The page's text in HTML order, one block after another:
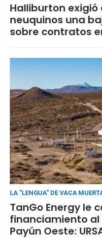
Halliburton exigió
neuquinos una
sobre contratos
LA "LENGUA" DE VACA
TanGo Energy le
financiamiento
Payún Oeste: